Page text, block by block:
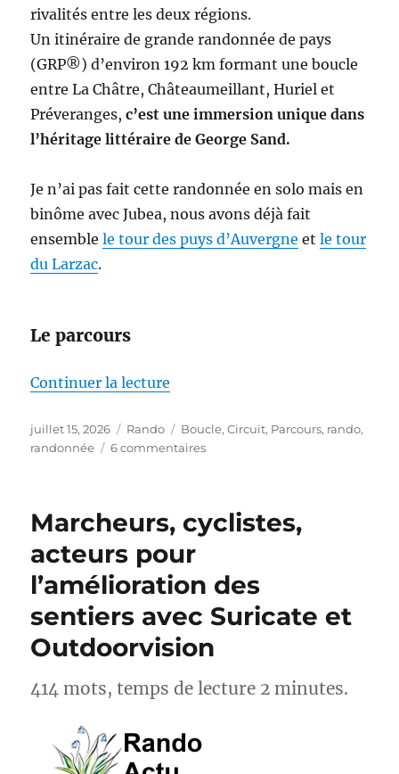
rivalités entre les deux régions.
Un itinéraire de grande randonnée de pays
(GRP®) d’environ 192 km formant une boucle
entre La Châtre, Châteaumeillant, Huriel et
Préveranges,c’est une immersion unique dans
l’héritage littéraire de George Sand.
Je n’ai pas fait cette randonnée en solo mais en
binôme avec Jubea, nous avons déjà fait
ensemblele tour des puys d’Auvergne etle tour
du Larzac.
Le parcours
Continuer la lecture
Publié
le
juillet 15, 2026 Catégories
Rando Étiquettes
Boucle,Circuit, Parcours, rando,
randonnée
6 commentairessur
sur
des
Maîtres
Sonneurs
Marcheurs, cyclistes,
acteurs pour
l’amélioration des
sentiers avec Suricate et
Outdoorvision
414 mots, temps de lecture 2 minutes.